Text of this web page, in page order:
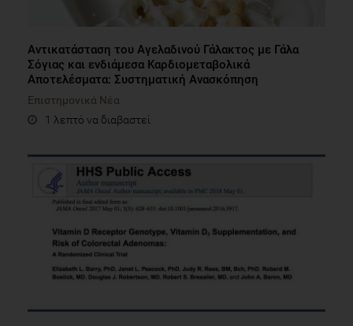
Αντικατάσταση του Αγελαδινού Γάλακτος με Γάλα
Σόγιας και ενδιάμεσα Καρδιομεταβολικά
Αποτελέσματα: Συστηματική Ανασκόπηση
Επιστημονικά Νέα
1 λεπτό να διαβαστεί